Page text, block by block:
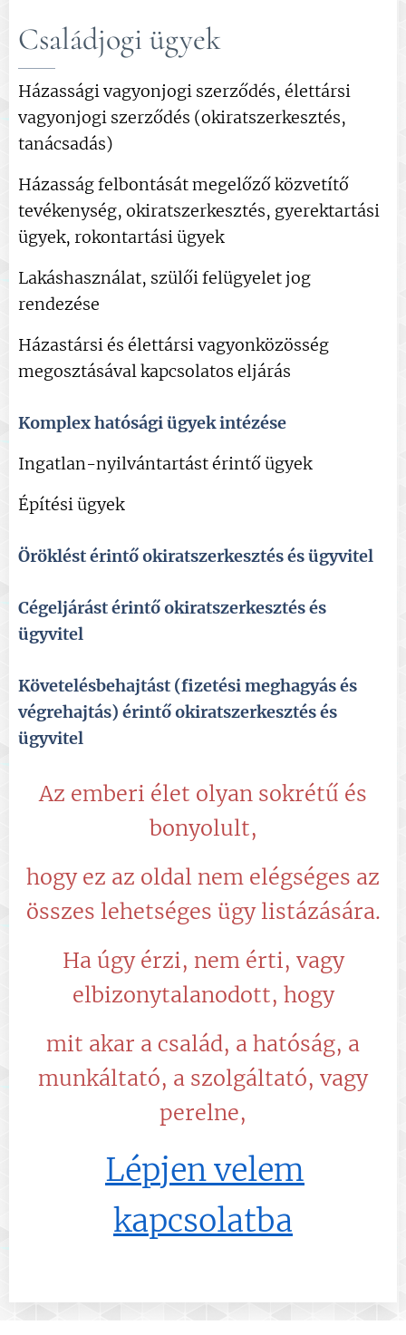
Családjogi ügyek
Házassági vagyonjogi szerződés, élettársi
vagyonjogi szerződés (okiratszerkesztés,
tanácsadás)
Házasság felbontását megelőző közvetítő
tevékenység, okiratszerkesztés, gyerektartási
ügyek, rokontartási ügyek
Lakáshasználat, szülői felügyelet jog
rendezése
Házastársi és élettársi vagyonközösség
megosztásával kapcsolatos eljárás
Komplex hatósági ügyek intézése
Ingatlan-nyilvántartást érintő ügyek
Építési ügyek
Öröklést érintő okiratszerkesztés és ügyvitel
Cégeljárást érintő okiratszerkesztés és
ügyvitel
Követelésbehajtást (fizetési meghagyás és
végrehajtás) érintő okiratszerkesztés és
ügyvitel
Az emberi élet olyan sokrétű és
bonyolult,
hogy ez az oldal nem elégséges az
összes lehetséges ügy listázására.
Ha úgy érzi, nem érti, vagy
elbizonytalanodott, hogy
mit akar a család, a hatóság, a
munkáltató, a szolgáltató, vagy
perelne,
Lépjen velem
kapcsolatba